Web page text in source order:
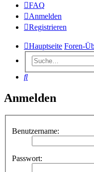
FAQ
Anmelden
Registrieren
Hauptseite Foren-
Suche
Anmelden
Benutzername:
Passwort: